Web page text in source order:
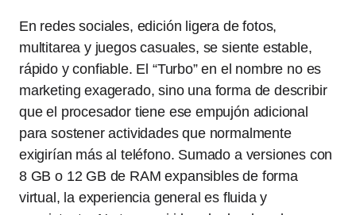
En redes sociales, edición ligera de fotos,
multitarea y juegos casuales, se siente estable,
rápido y confiable. El “Turbo” en el nombre no es
marketing exagerado, sino una forma de describir
que el procesador tiene ese empujón adicional
para sostener actividades que normalmente
exigirían más al teléfono. Sumado a versiones con
8 GB o 12 GB de RAM expansibles de forma
virtual, la experiencia general es fluida y